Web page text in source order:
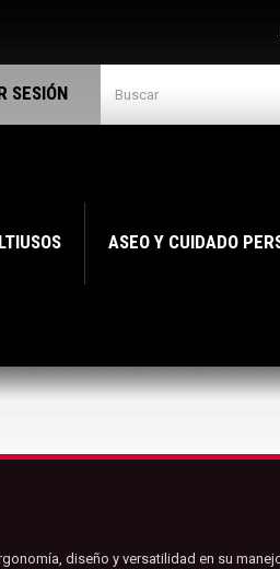
SESIÓN
ASEO Y CUIDADO
diseño y versatilidad en su